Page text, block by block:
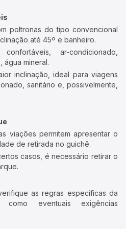
poltronas do tipo convencional
até 45º e banheiro.
ar-condicionado,
água mineral.
inclinação, ideal para viagens
sanitário e, possivelmente,
viações permitem apresentar o
de retirada no guichê.
casos, é necessário retirar o
as regras específicas da
eventuais exigências